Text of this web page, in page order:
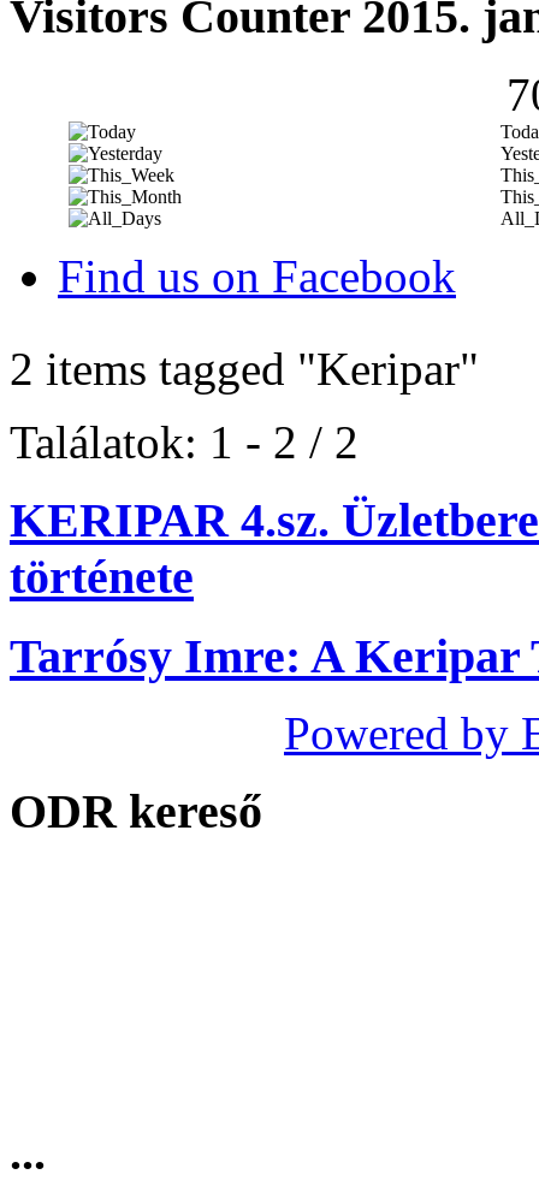
Visitors Counter 2015.
Find us on Facebook
2 items tagged "Keripar"
Találatok: 1 - 2 / 2
KERIPAR 4.sz.
története
Tarrósy Imre: A Keripar
Powered by
ODR kereső
...